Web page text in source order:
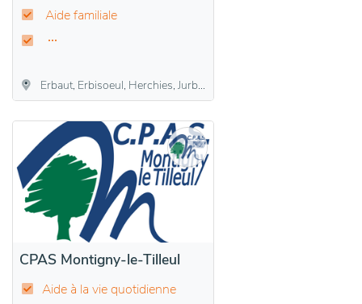
Aide familiale
Erbaut, Erbisoeul, Herchies, Jurbise, Masnuy-Saint-Jean, Masnuy-Saint-Pierre
CPAS Montigny-le-Tilleul
Aide à la vie quotidienne